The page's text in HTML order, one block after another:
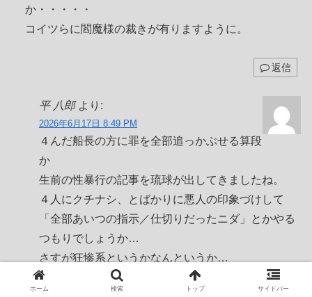
か・・・・・
コイツらに閻魔様の裁きが有りますように。
返信
平 八郎 より:
2026年6月17日 8:49 PM
４んだ船長の方に罪を全部追っかぶせる算段
か
生前の性暴行の記事を琉球が出してきましたね。
４人にクチナシ、とばかりに悪人の印象づけして
「全部あいつの指示／仕切りだったニダ」とかやる
つもりでしょうか…
さすが狂惨系というかなんというか…
これでも支持者は「次は我が身」とも思わないので
ホーム 検索 トップ サイドバー